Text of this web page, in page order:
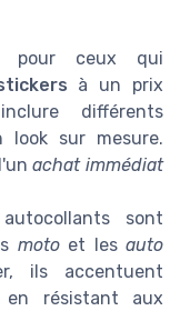
ceux qui
à un prix
différents
look sur mesure.
achat immédiat
sont
motoet lesauto
ils accentuent
résistant aux